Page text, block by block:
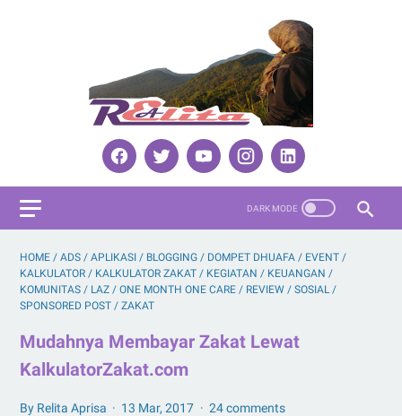
HOME / ADS / APLIKASI / BLOGGING / DOMPET DHUAFA / EVENT /
KALKULATOR / KALKULATOR ZAKAT / KEGIATAN / KEUANGAN /
KOMUNITAS / LAZ / ONE MONTH ONE CARE / REVIEW / SOSIAL /
SPONSORED POST / ZAKAT
Mudahnya Membayar Zakat Lewat
KalkulatorZakat.com
By Relita Aprisa 13 Mar, 2017 24 comments